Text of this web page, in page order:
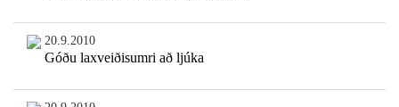
20.9.2010
Góðu laxveiðisumri að ljúka